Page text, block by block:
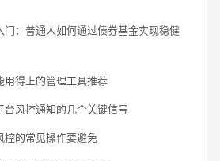
门：普通人如何通过债券基金实现稳健
用得上的管理工具推荐
台风控通知的几个关键信号
控的常见操作要避免